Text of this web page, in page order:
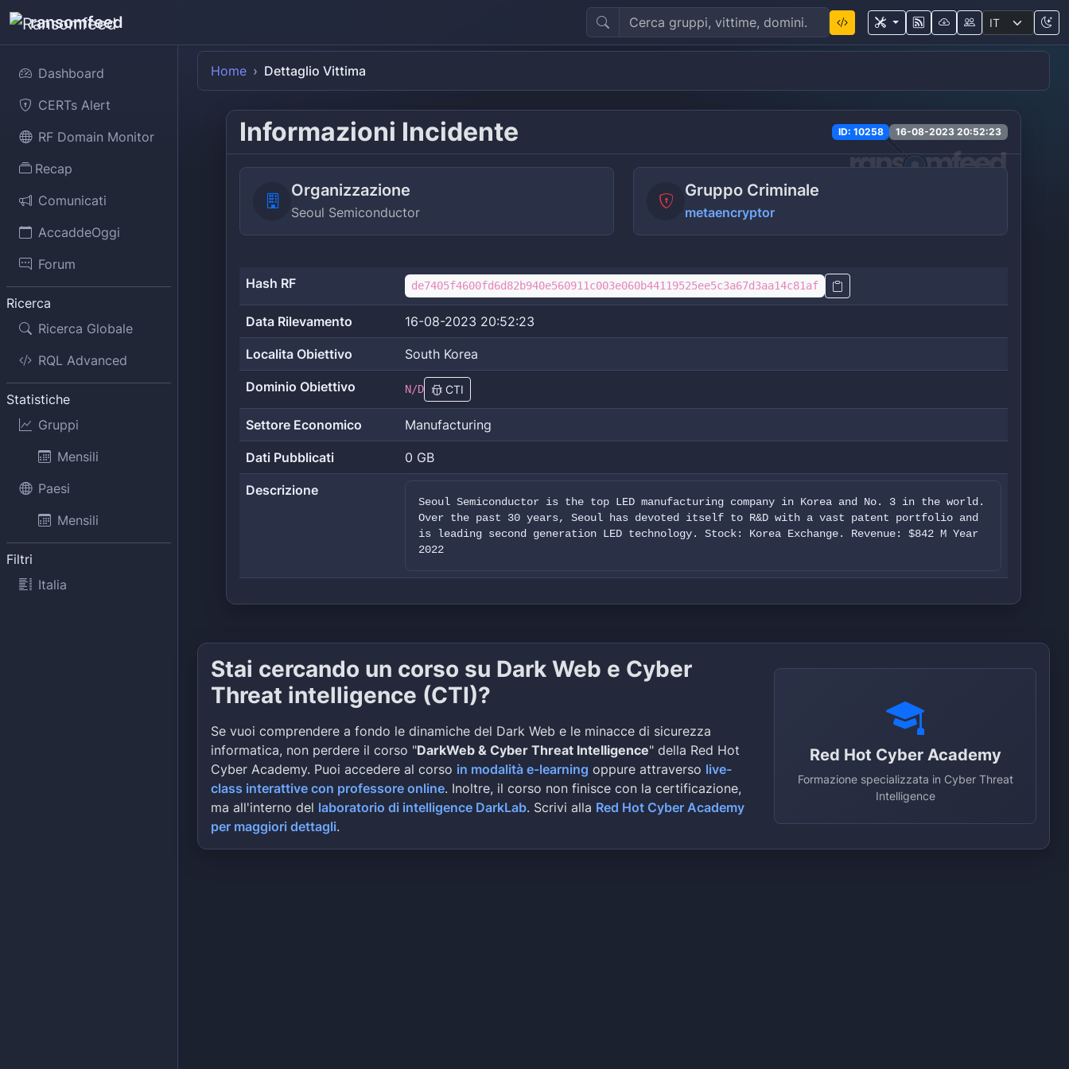
ransomfeed
Dashboard
CERTs Alert
RF Domain Monitor
Recap
Comunicati
AccaddeOggi
Forum
Ricerca
Ricerca Globale
RQL Advanced
Statistiche
Gruppi
Mensili
Paesi
Mensili
Filtri
Italia
Home Dettaglio Vittima
Informazioni Incidente ID: 10258 16-08-2023 20:52:23
Organizzazione
Seoul Semiconductor
Gruppo Criminale
metaencryptor
Hash RF de7405f4600fd6d82b940e560911c003e060b44119525ee5c3a67d3aa14c81af
Data Rilevamento 16-08-2023 20:52:23
Localita Obiettivo South Korea
Dominio Obiettivo N/D CTI
Settore Economico Manufacturing
Dati Pubblicati 0 GB
Descrizione
Seoul Semiconductor is the top LED manufacturing company in Korea and No. 3 in the world.
Over the past 30 years, Seoul has devoted itself to R&D with a vast patent portfolio and
is leading second generation LED technology. Stock: Korea Exchange. Revenue: $842 M Year
2022
Stai cercando un corso su Dark Web e Cyber
Threat intelligence (CTI)?
Se vuoi comprendere a fondo le dinamiche del Dark Web e le minacce di sicurezza
informatica, non perdere il corso "DarkWeb & Cyber Threat Intelligence" della Red Hot
Cyber Academy. Puoi accedere al corso in modalità e-learning oppure attraverso live-
class interattive con professore online. Inoltre, il corso non finisce con la certificazione,
ma all'interno del laboratorio di intelligence DarkLab. Scrivi alla Red Hot Cyber Academy
per maggiori dettagli.
Red Hot Cyber Academy
Formazione specializzata in Cyber Threat
Intelligence